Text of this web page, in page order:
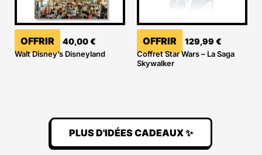
OFFRIR 40,00€
Walt Disney’s Disneyland
OFFRIR 129,99 €
Coffret Star Wars – La Saga
Skywalker
PLUS D'IDÉES CADEAUX ✨